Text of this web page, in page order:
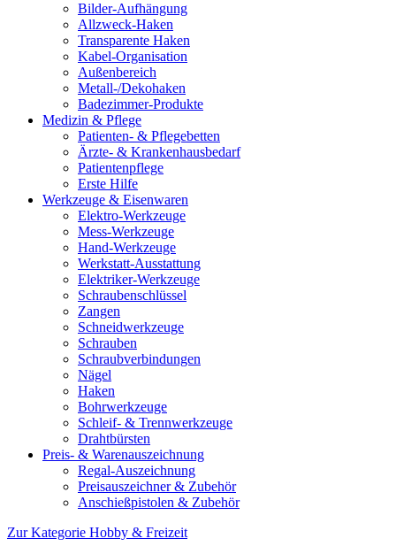
Bilder-Aufhängung
Allzweck-Haken
Transparente Haken
Kabel-Organisation
Außenbereich
Metall-/Dekohaken
Badezimmer-Produkte
Medizin & Pflege
Patienten- & Pflegebetten
Ärzte- & Krankenhausbedarf
Patientenpflege
Erste Hilfe
Werkzeuge & Eisenwaren
Elektro-Werkzeuge
Mess-Werkzeuge
Hand-Werkzeuge
Werkstatt-Ausstattung
Elektriker-Werkzeuge
Schraubenschlüssel
Zangen
Schneidwerkzeuge
Schrauben
Schraubverbindungen
Nägel
Haken
Bohrwerkzeuge
Schleif- & Trennwerkzeuge
Drahtbürsten
Preis- & Warenauszeichnung
Regal-Auszeichnung
Preisauszeichner & Zubehör
Anschießpistolen & Zubehör
Zur Kategorie Hobby & Freizeit